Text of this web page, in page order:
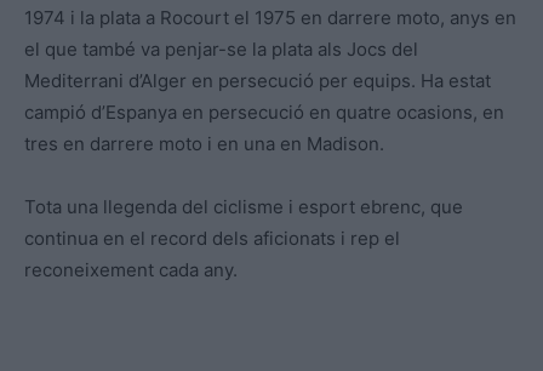
1974 i la plata a Rocourt el 1975 en darrere moto, anys en
el que també va penjar-se la plata als Jocs del
Mediterrani d’Alger en persecució per equips. Ha estat
campió d’Espanya en persecució en quatre ocasions, en
tres en darrere moto i en una en Madison.
Tota una llegenda del ciclisme i esport ebrenc, que
continua en el record dels aficionats i rep el
reconeixement cada any.